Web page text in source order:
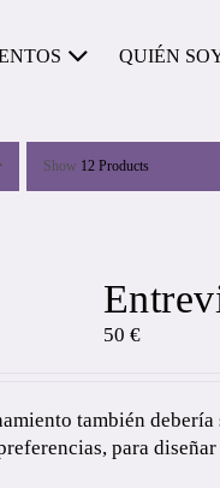
QUIÉN
Show 12 Products
50 €
también
para